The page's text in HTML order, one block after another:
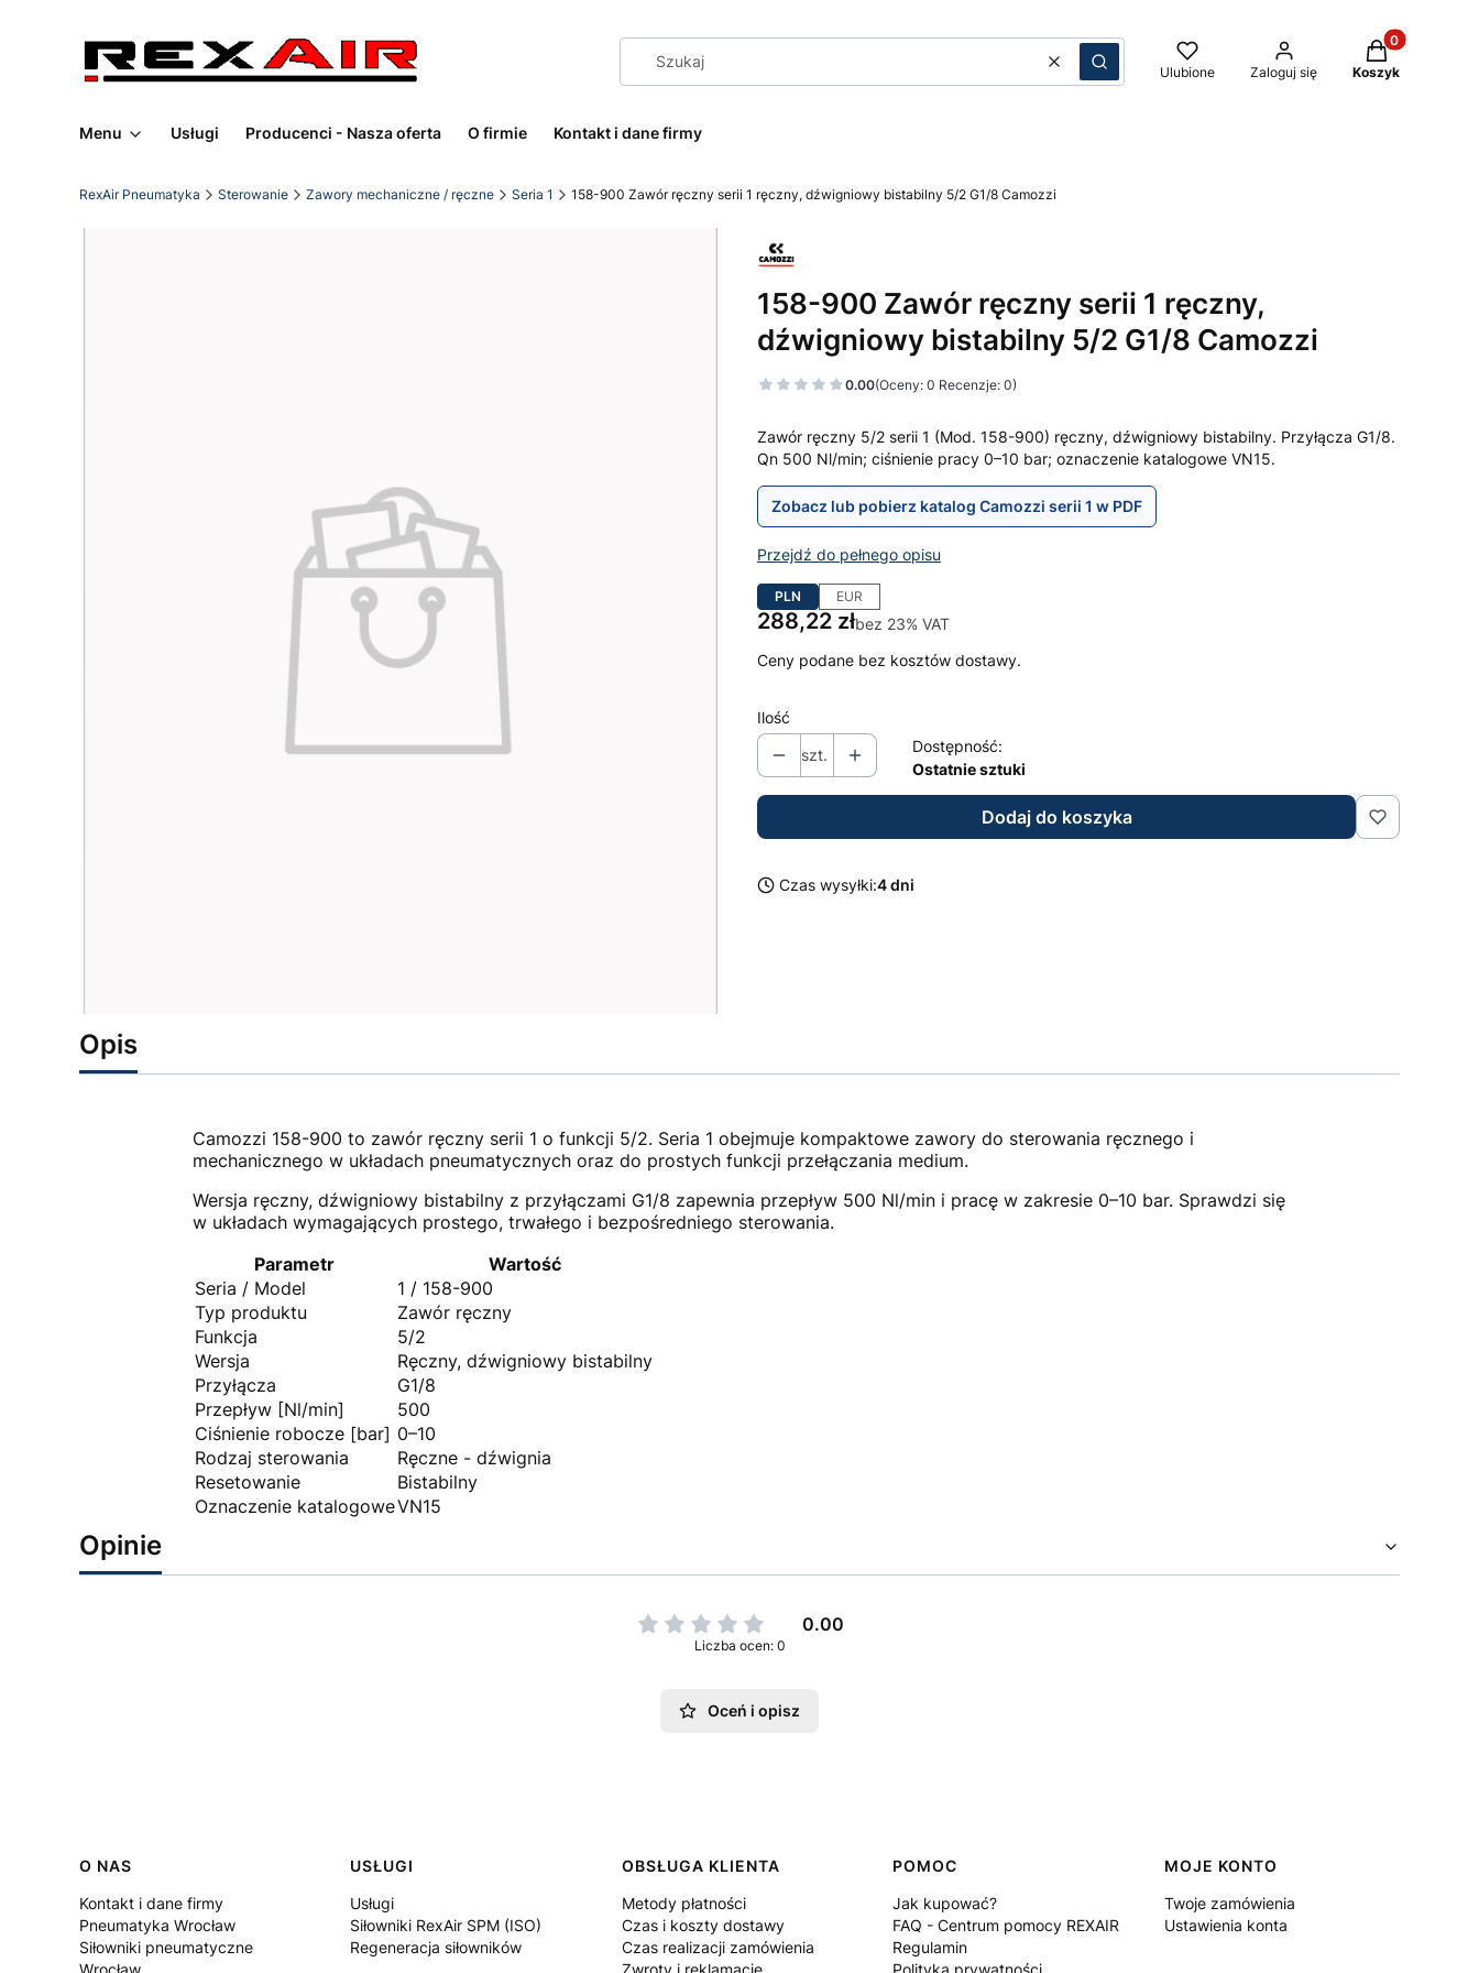
WyczyśćSzukaj Ulubione Zaloguj się
Produkty w
Koszyk
Menu Usługi Producenci - Nasza oferta O firmie Kontakt i dane firmy
RexAir Pneumatyka Sterowanie Zawory mechaniczne / ręczne Seria 1 158-900 Zawór ręczny serii 1 ręczny, dźwigniowy bistabilny 5/2 G1/8 Camozzi
158-900 Zawór ręczny serii 1 ręczny,
dźwigniowy bistabilny 5/2 G1/8 Camozzi
0.00(Oceny: 0 Recenzje: 0)
Zawór ręczny 5/2 serii 1 (Mod. 158-900) ręczny, dźwigniowy bistabilny. Przyłącza G1/8.
Qn 500 Nl/min; ciśnienie pracy 0–10 bar; oznaczenie katalogowe VN15.
Zobacz lub pobierz katalog Camozzi serii 1 w PDF
Przejdź do pełnego opisu
PLN EUR
Cena
288,22 złbez 23% VAT
Ceny podane bez kosztów dostawy.
Ilość
szt.
Dostępność:
Ostatnie sztuki
Dodaj do koszyka
Czas wysyłki:4 dni
Opis
Camozzi 158-900 to zawór ręczny serii 1 o funkcji 5/2. Seria 1 obejmuje kompaktowe zawory do sterowania ręcznego i
mechanicznego w układach pneumatycznych oraz do prostych funkcji przełączania medium.
Wersja ręczny, dźwigniowy bistabilny z przyłączami G1/8 zapewnia przepływ 500 Nl/min i pracę w zakresie 0–10 bar. Sprawdzi się
w układach wymagających prostego, trwałego i bezpośredniego sterowania.
Parametr
Wartość
Seria / Model
1 / 158-900
Typ produktu
Zawór ręczny
Funkcja
5/2
Wersja
Ręczny, dźwigniowy bistabilny
Przyłącza
G1/8
Przepływ [Nl/min]
500
Ciśnienie robocze [bar] 0–10
Rodzaj sterowania
Ręczne - dźwignia
Resetowanie
Bistabilny
Oznaczenie katalogoweVN15
Opinie
0.00
Liczba ocen: 0
Oceń i opisz
Linki w stopce
O NAS
Kontakt i dane firmy
Pneumatyka Wrocław
Siłowniki pneumatyczne
Wrocław
USŁUGI
Usługi
Siłowniki RexAir SPM (ISO)
Regeneracja siłowników
OBSŁUGA KLIENTA
Metody płatności
Czas i koszty dostawy
Czas realizacji zamówienia
Zwroty i reklamacje
POMOC
Jak kupować?
FAQ - Centrum pomocy REXAIR
Regulamin
Polityka prywatności
MOJE KONTO
Twoje zamówienia
Ustawienia konta